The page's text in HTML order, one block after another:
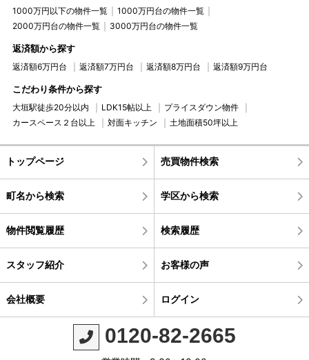
1000万円以下の物件一覧
1000万円台の物件一覧
2000万円台の物件一覧
3000万円台の物件一覧
返済額から探す
返済額6万円台 返済額7万円台 返済額8万円台 返済額9万円台
こだわり条件から探す
大垣駅徒歩20分以内 LDK15帖以上
プライスダウン物件
カースペース２台以上
対面キッチン 土地面積50坪以上
トップページ 売買物件検索
町名から検索 学区から検索
物件閲覧履歴 検索履歴
スタッフ紹介 お客様の声
会社概要 ログイン
0120-82-2665